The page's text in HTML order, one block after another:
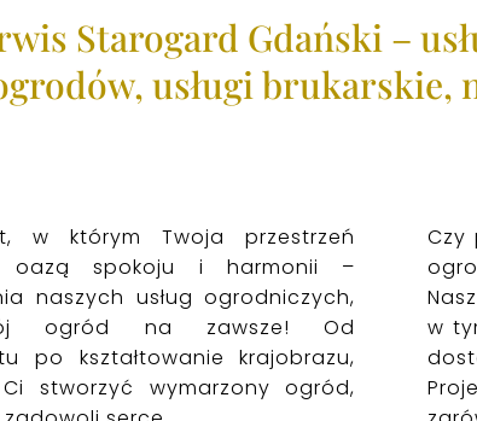
Starogard Gdański –
usługi brukarskie,
w którym Twoja przestrzeń
oazą spokoju i harmonii –
naszych usług ogrodniczych,
ogród na zawsze! Od
po kształtowanie krajobrazu,
stworzyć wymarzony ogród,
Czy
w